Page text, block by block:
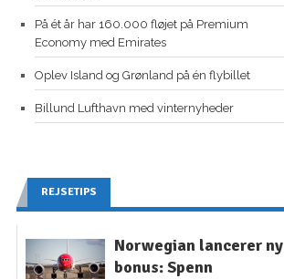
På ét år har 160.000 fløjet på Premium
Economy med Emirates
Oplev Island og Grønland på én flybillet
Billund Lufthavn med vinternyheder
REJSETIPS
Norwegian lancerer ny
bonus: Spenn